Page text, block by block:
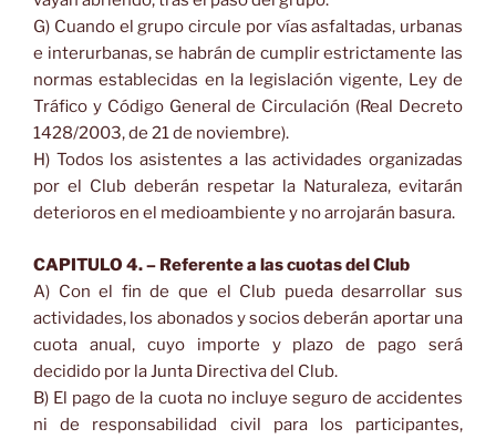
G) Cuando el grupo circule por vías asfaltadas, urbanas
e interurbanas, se habrán de cumplir estrictamente las
normas establecidas en la legislación vigente, Ley de
Tráfico y Código General de Circulación (Real Decreto
1428/2003, de 21 de noviembre).
H) Todos los asistentes a las actividades organizadas
por el Club deberán respetar la Naturaleza, evitarán
deterioros en el medioambiente y no arrojarán basura.
CAPITULO 4. – Referente a las cuotas del Club
A) Con el fin de que el Club pueda desarrollar sus
actividades, los abonados y socios deberán aportar una
cuota anual, cuyo importe y plazo de pago será
decidido por la Junta Directiva del Club.
B) El pago de la cuota no incluye seguro de accidentes
ni de responsabilidad civil para los participantes,